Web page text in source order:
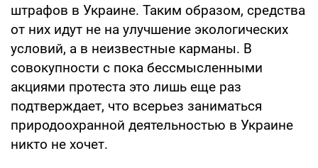
штрафов в Украине. Таким образом, средства
от них идут не на улучшение экологических
условий, а в неизвестные карманы. В
совокупности с пока бессмысленными
акциями протеста это лишь еще раз
подтверждает, что всерьез заниматься
природоохранной деятельностью в Украине
никто не хочет.